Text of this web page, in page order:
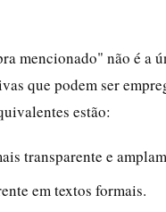
mencionado" não é a
que podem ser
estão:
transparente e
em textos formais.